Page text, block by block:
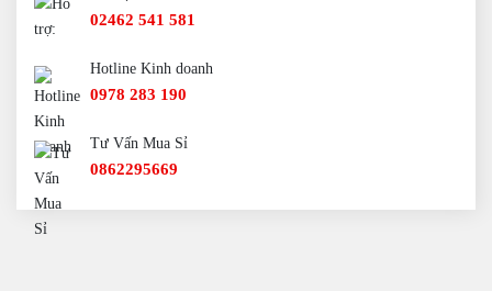
02462 541 581
Hotline Kinh doanh
0978 283 190
Tư Vấn Mua Sỉ
0862295669